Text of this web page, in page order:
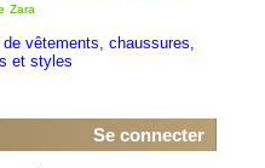
Zara
vêtements, chaussures,
et styles
Se connecter